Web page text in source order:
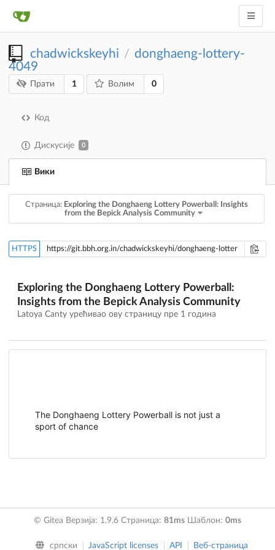
chadwickskeyhi / donghaeng-lottery-
4049
Прати 1 Волим 0
Код
Дискусије 0
Вики
Страница: Exploring the Donghaeng Lottery Powerball: Insights
from the Bepick Analysis Community
HTTPS
Exploring the Donghaeng Lottery Powerball:
Insights from the Bepick Analysis Community
Latoya Canty урећивао ову страницу пре 1 година
The Donghaeng Lottery Powerball is not just a
sport of chance
© Gitea Верзија: 1.9.6 Страница: 81ms Шаблон: 0ms
српски JavaScript licenses API Веб-страница